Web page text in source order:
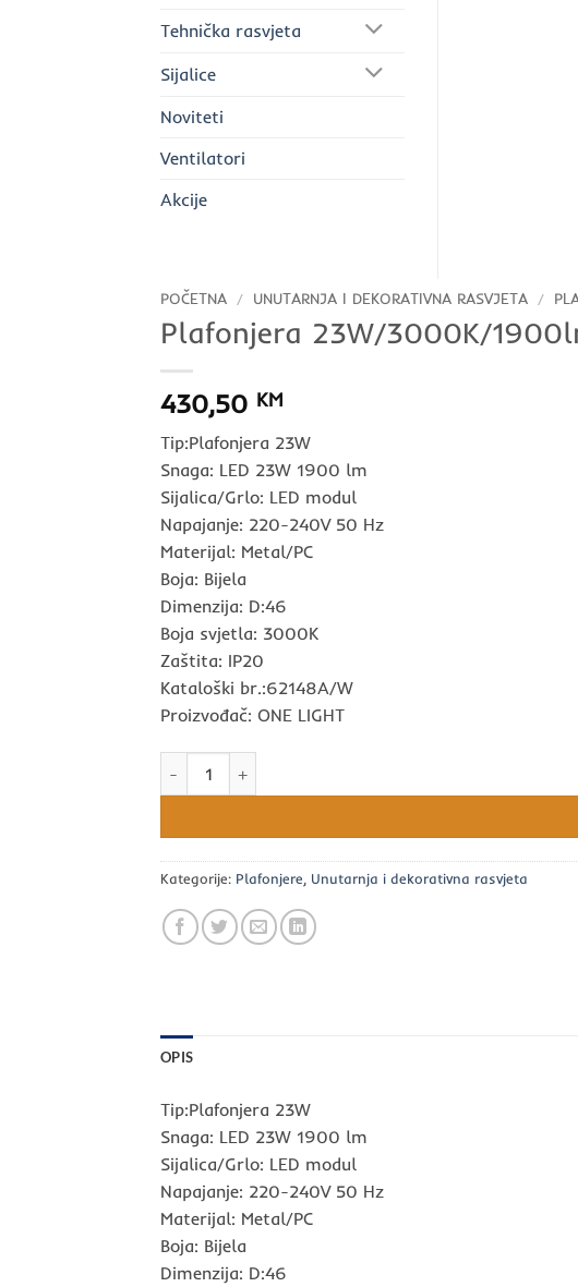
POČETNA / UNUTARNJA I DEKORATIVNA RASVJETA /
Plafonjera 23W/3000K/
430,50 KM
Tip:Plafonjera 23W
Snaga: LED 23W 1900 lm
Sijalica/Grlo: LED modul
Napajanje: 220-240V 50 Hz
Materijal: Metal/PC
Boja: Bijela
Dimenzija: D:46
Boja svjetla: 3000K
Zaštita: IP20
Kataloški br.:62148A/W
Proizvođač: ONE LIGHT
Kategorije: Plafonjere, Unutarnja i dekorativna rasvjeta
Tehnička rasvjeta
Sijalice
Noviteti
Ventilatori
Akcije
OPIS
Tip:Plafonjera 23W
Snaga: LED 23W 1900 lm
Sijalica/Grlo: LED modul
Napajanje: 220-240V 50 Hz
Materijal: Metal/PC
Boja: Bijela
Dimenzija: D:46